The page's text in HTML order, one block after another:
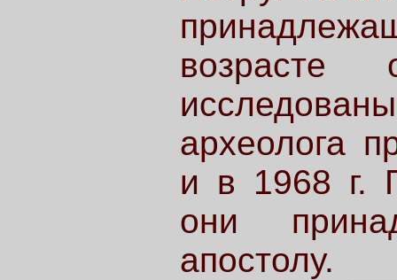
археолога
и в 1968 г.
они
апостолу.